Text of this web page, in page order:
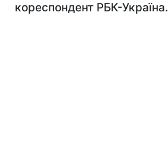
кореспондент РБК-Україна.